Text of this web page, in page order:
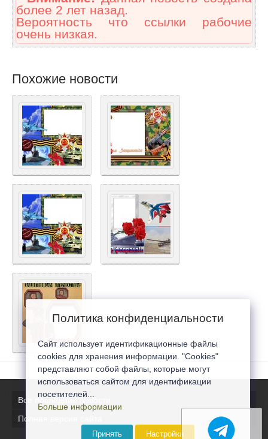
более 2 лет назад.
Вероятность что ссылки рабочие
очень низкая.
Похожие новости
Все последние новости
Полная версия сайта
Политика конфиденциальности
Сайт использует идентификационные файлы
cookies для хранения информации. "Cookies"
представляют собой файлы, которые могут
использоваться сайтом для идентификации
посетителей...
Больше информации
Принять Настройка